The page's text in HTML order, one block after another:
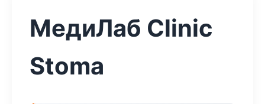
МедиЛаб Clinic
Stoma